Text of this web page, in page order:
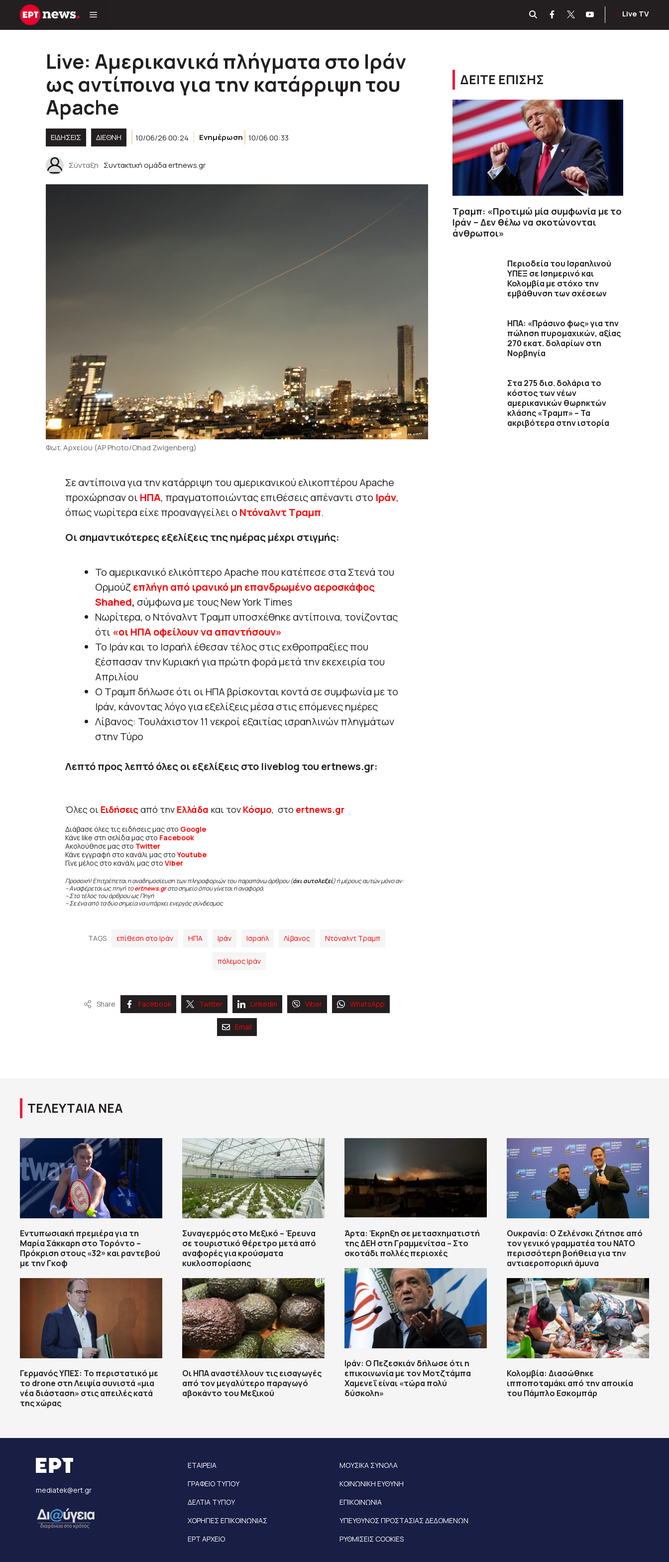
Μετάβαση
Live TV
Live: Αμερικανικά πλήγματα στο Ιράν
ως αντίποινα για την κατάρριψη του
Apache
ΕΙΔΗΣΕΙΣ ΔΙΕΘΝΗ 10/06/26 00:24 Ενημέρωση 10/06 00:33
Σύνταξη Συντακτική ομάδα ertnews.gr
Φωτ. Αρχείου (AP Photo/Ohad Zwigenberg)
Σε αντίποινα για την κατάρριψη του αμερικανικού ελικοπτέρου Apache
προχώρησαν οι ΗΠΑ, πραγματοποιώντας επιθέσεις απέναντι στο Ιράν,
όπως νωρίτερα είχε προαναγγείλει ο Ντόναλντ Τραμπ.
Οι σημαντικότερες εξελίξεις της ημέρας μέχρι στιγμής:
Το αμερικανικό ελικόπτερο Apache που κατέπεσε στα Στενά του
Ορμούζ επλήγη από ιρανικό μη επανδρωμένο αεροσκάφος
Shahed, σύμφωνα με τους New York Times
Νωρίτερα, ο Ντόναλντ Τραμπ υποσχέθηκε αντίποινα, τονίζοντας
ότι «οι ΗΠΑ οφείλουν να απαντήσουν»
Το Ιράν και το Ισραήλ έθεσαν τέλος στις εχθροπραξίες που
ξέσπασαν την Κυριακή για πρώτη φορά μετά την εκεχειρία του
Απριλίου
Ο Τραμπ δήλωσε ότι οι ΗΠΑ βρίσκονται κοντά σε συμφωνία με το
Ιράν, κάνοντας λόγο για εξελίξεις μέσα στις επόμενες ημέρες
Λίβανος: Τουλάχιστον 11 νεκροί εξαιτίας ισραηλινών πληγμάτων
στην Τύρο
Λεπτό προς λεπτό όλες οι εξελίξεις στο liveblog του ertnews.gr:
Όλες οι Ειδήσεις από την Ελλάδα και τον Κόσμο, στο ertnews.gr
Διάβασε όλες τις ειδήσεις μας στο Google
Κάνε like στη σελίδα μας στο Facebook
Ακολούθησε μας στο Twitter
Κάνε εγγραφή στο κανάλι μας στοYoutube
Γίνε μέλος στο κανάλι μας στο Viber
Προσοχή! Επιτρέπεται η αναδημοσίευση των πληροφοριών του παραπάνω άρθρου (όχι αυτολεξεί) ή μέρους αυτών μόνο αν:
– Αναφέρεται ως πηγή τοertnews.gr στο σημείο όπου γίνεται η αναφορά.
– Στο τέλος του άρθρου ως Πηγή
– Σε ένα από τα δύο σημεία να υπάρχει ενεργός σύνδεσμος
TAGS επίθεση στο Ιράν ΗΠΑ Ιράν Ισραήλ Λίβανος Ντόναλντ Τραμπ
πόλεμος Ιράν
Share Facebook Twitter Linkedin Viber WhatsApp
Email
ΔΕΙΤΕ ΕΠΙΣΗΣ
Τραμπ: «Προτιμώ μία συμφωνία με το
Ιράν – Δεν θέλω να σκοτώνονται
άνθρωποι»
Περιοδεία του Ισραηλινού
ΥΠΕΞ σε Ισημερινό και
Κολομβία με στόχο την
εμβάθυνση των σχέσεων
ΗΠΑ: «Πράσινο φως» για την
πώληση πυρομαχικών, αξίας
270 εκατ. δολαρίων στη
Νορβηγία
Στα 275 δισ. δολάρια το
κόστος των νέων
αμερικανικών θωρηκτών
κλάσης «Τραμπ» – Τα
ακριβότερα στην ιστορία
ΤΕΛΕΥΤΑΙΑ ΝΕΑ
Εντυπωσιακή πρεμιέρα για τη
Μαρία Σάκκαρη στο Τορόντο –
Πρόκριση στους «32» και ραντεβού
με την Γκοφ
Γερμανός ΥΠΕΣ: Το περιστατικό με
το drone στη Λειψία συνιστά «μια
νέα διάσταση» στις απειλές κατά
της χώρας
Συναγερμός στο Μεξικό – Έρευνα
σε τουριστικό θέρετρο μετά από
αναφορές για κρούσματα
κυκλοσπορίασης
Οι ΗΠΑ αναστέλλουν τις εισαγωγές
από τον μεγαλύτερο παραγωγό
αβοκάντο του Μεξικού
Άρτα: Έκρηξη σε μετασχηματιστή
της ΔΕΗ στη Γραμμενίτσα – Στο
σκοτάδι πολλές περιοχές
Ιράν: Ο Πεζεσκιάν δήλωσε ότι η
επικοινωνία με τον Μοτζτάμπα
Χαμενεΐ είναι «τώρα πολύ
δύσκολη»
Ουκρανία: Ο Ζελένσκι ζήτησε από
τον γενικό γραμματέα του ΝΑΤΟ
περισσότερη βοήθεια για την
αντιαεροπορική άμυνα
Κολομβία: Διασώθηκε
ιπποποταμάκι από την αποικία
του Πάμπλο Εσκομπάρ
mediatek@ert.gr
ΕΤΑΙΡΕΙΑ
ΓΡΑΦΕΙΟ ΤΥΠΟΥ
ΔΕΛΤΙΑ ΤΥΠΟΥ
ΧΟΡΗΓΙΕΣ ΕΠΙΚΟΙΝΩΝΙΑΣ
ΕΡΤ ΑΡΧΕΙΟ
ΜΟΥΣΙΚΑ ΣΥΝΟΛΑ
ΚΟΙΝΩΝΙΚΗ ΕΥΘΥΝΗ
ΕΠΙΚΟΙΝΩΝΙΑ
ΥΠΕΥΘΥΝΟΣ ΠΡΟΣΤΑΣΙΑΣ ΔΕΔΟΜΕΝΩΝ
ΡΥΘΜΙΣΕΙΣ COOKIES